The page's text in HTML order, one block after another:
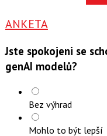
ANKETA
Jste spokojeni se
genAI modelů?
Bez výhrad
Mohlo to být lepší